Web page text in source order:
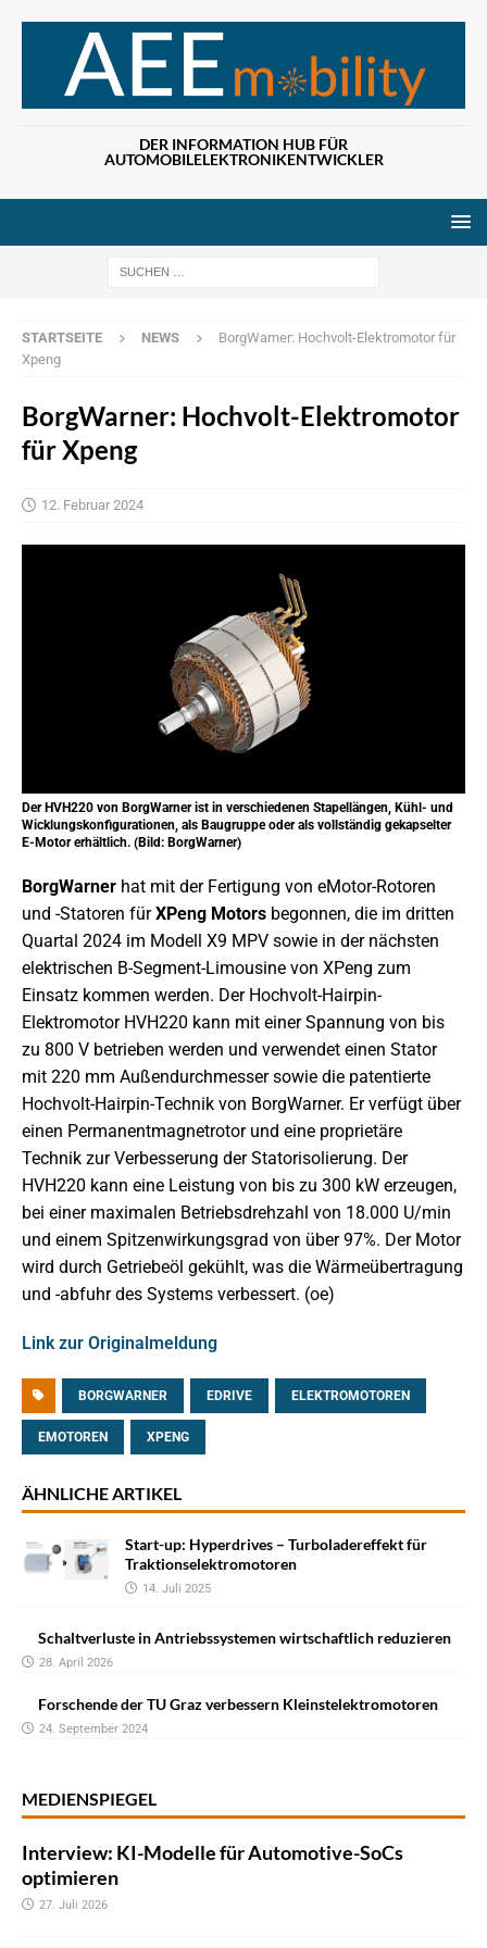
DER INFORMATION HUB FÜR
AUTOMOBILELEKTRONIKENTWICKLER
STARTSEITE NEWS
BorgWarner: Hochvolt-Elektromotor für
Xpeng
BorgWarner: Hochvolt-Elektromotor
für Xpeng
12. Februar 2024
Der HVH220 von BorgWarner ist in verschiedenen Stapellängen, Kühl- und
Wicklungskonfigurationen, als Baugruppe oder als vollständig gekapselter
E-Motor erhältlich. (Bild: BorgWarner)
BorgWarner hat mit der Fertigung von eMotor-Rotoren
und -Statoren fürXPeng Motors begonnen, die im dritten
Quartal 2024 im Modell X9 MPV sowie in der nächsten
elektrischen B-Segment-Limousine von XPeng zum
Einsatz kommen werden. Der Hochvolt-Hairpin-
Elektromotor HVH220 kann mit einer Spannung von bis
zu 800 V betrieben werden und verwendet einen Stator
mit 220 mm Außendurchmesser sowie die patentierte
Hochvolt-Hairpin-Technik von BorgWarner. Er verfügt über
einen Permanentmagnetrotor und eine proprietäre
Technik zur Verbesserung der Statorisolierung. Der
HVH220 kann eine Leistung von bis zu 300 kW erzeugen,
bei einer maximalen Betriebsdrehzahl von 18.000 U/min
und einem Spitzenwirkungsgrad von über 97%. Der Motor
wird durch Getriebeöl gekühlt, was die Wärmeübertragung
und -abfuhr des Systems verbessert. (oe)
Link zur Originalmeldung
BORGWARNER EDRIVE ELEKTROMOTOREN
EMOTOREN XPENG
ÄHNLICHE ARTIKEL
Start-up: Hyperdrives – Turboladereffekt für
Traktionselektromotoren
14. Juli 2025
Schaltverluste in Antriebssystemen wirtschaftlich reduzieren
28. April 2026
Forschende der TU Graz verbessern Kleinstelektromotoren
24. September 2024
MEDIENSPIEGEL
Interview: KI-Modelle für Automotive-SoCs
optimieren
27. Juli 2026